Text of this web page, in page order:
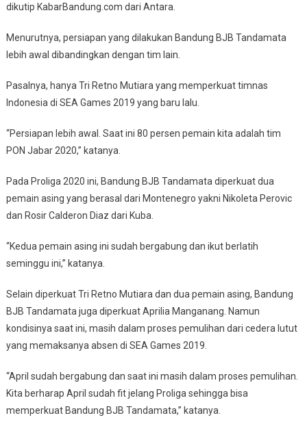
dikutip KabarBandung.com dari Antara.
Menurutnya, persiapan yang dilakukan Bandung BJB Tandamata
lebih awal dibandingkan dengan tim lain.
Pasalnya, hanya Tri Retno Mutiara yang memperkuat timnas
Indonesia di SEA Games 2019 yang baru lalu.
“Persiapan lebih awal. Saat ini 80 persen pemain kita adalah tim
PON Jabar 2020,” katanya.
Pada Proliga 2020 ini, Bandung BJB Tandamata diperkuat dua
pemain asing yang berasal dari Montenegro yakni Nikoleta Perovic
dan Rosir Calderon Diaz dari Kuba.
“Kedua pemain asing ini sudah bergabung dan ikut berlatih
seminggu ini,” katanya.
Selain diperkuat Tri Retno Mutiara dan dua pemain asing, Bandung
BJB Tandamata juga diperkuat Aprilia Manganang. Namun
kondisinya saat ini, masih dalam proses pemulihan dari cedera lutut
yang memaksanya absen di SEA Games 2019.
“April sudah bergabung dan saat ini masih dalam proses pemulihan.
Kita berharap April sudah fit jelang Proliga sehingga bisa
memperkuat Bandung BJB Tandamata,” katanya.